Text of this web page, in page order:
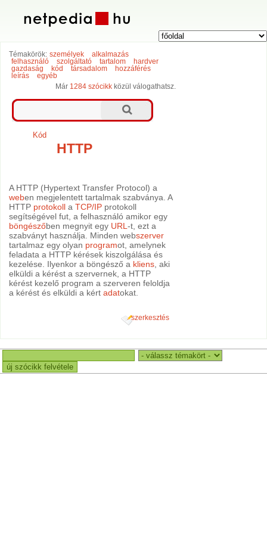
Témakörök: személyek
alkalmazás
felhasználó
szolgáltató tartalom
hardver
gazdaság
kód társadalom
hozzáférés
leírás
egyéb
Már 1284 szócikk közül válogathatsz.
Kód
HTTP
A HTTP (Hypertext Transfer Protocol) a
weben megjelentett tartalmak szabványa. A
HTTP protokoll aTCP/IP protokoll
segítségével fut, a felhasználó amikor egy
böngészőben megnyit egy URL-t, ezt a
szabványt használja. Minden webszerver
tartalmaz egy olyan programot, amelynek
feladata a HTTP kérések kiszolgálása és
kezelése. Ilyenkor a böngésző a kliens , aki
elküldi a kérést a szervernek, a HTTP
kérést kezelő program a szerveren feloldja
a kérést és elküldi a kértadatokat.
szerkesztés